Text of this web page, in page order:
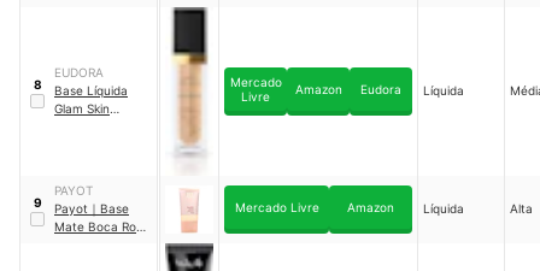
8
EUDORA
Base Líquida
Glam Skin
Mercado
Livre
Amazon Eudora Líquida
9
PAYOT
Payot ｜ Base
Mate Boca Rosa
Mercado Livre Amazon Líquida Alta